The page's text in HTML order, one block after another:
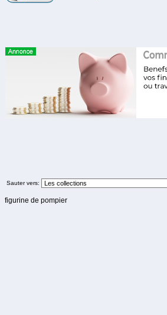
Sauter vers:
figurine de pompier